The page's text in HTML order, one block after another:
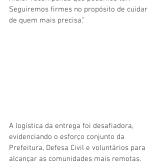
Seguiremos firmes no propósito de cuidar
de quem mais precisa.”
A logística da entrega foi desafiadora,
evidenciando o esforço conjunto da
Prefeitura, Defesa Civil e voluntários para
alcançar as comunidades mais remotas.